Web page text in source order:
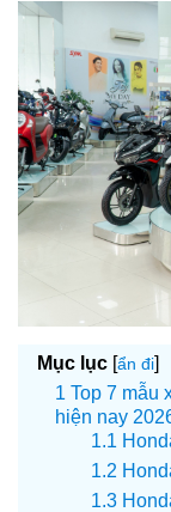
Mục lục [ẩn đi]
Top 7 mẫu
hiện nay